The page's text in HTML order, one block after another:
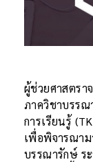
ผู้ช่วยศาสตรา
ภาควิชาบรรณ
การเรียนรู้
เพื่อพิจารณา
บรรณารักษ์ ร